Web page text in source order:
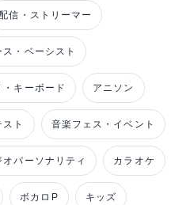
信・ストリーマー
ス・ベーシスト
・キーボード アニソン
ト 音楽フェス・イベント
オパーソナリティ カラオケ
ボカロP キッズ